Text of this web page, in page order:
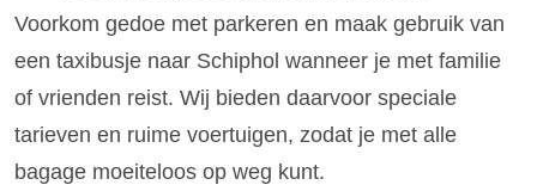
Voorkom gedoe met parkeren en maak gebruik van
een taxibusje naar Schiphol wanneer je met familie
of vrienden reist. Wij bieden daarvoor speciale
tarieven en ruime voertuigen, zodat je met alle
bagage moeiteloos op weg kunt.